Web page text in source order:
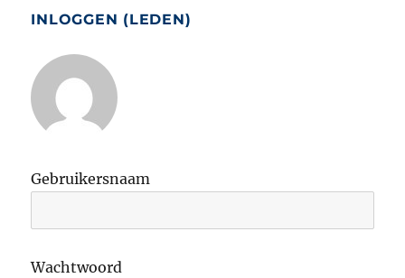
INLOGGEN (LEDEN)
Gebruikersnaam
Wachtwoord